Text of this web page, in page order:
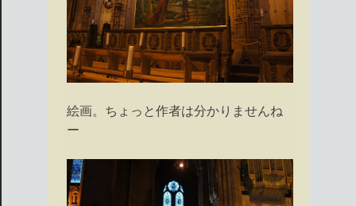
絵画。ちょっと作者は分かりませんね
ー